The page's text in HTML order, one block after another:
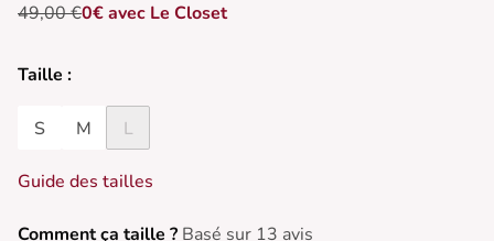
49,00 €0€ avec Le Closet
Taille :
S M L
Guide des tailles
Comment ça taille ? Basé sur 13 avis